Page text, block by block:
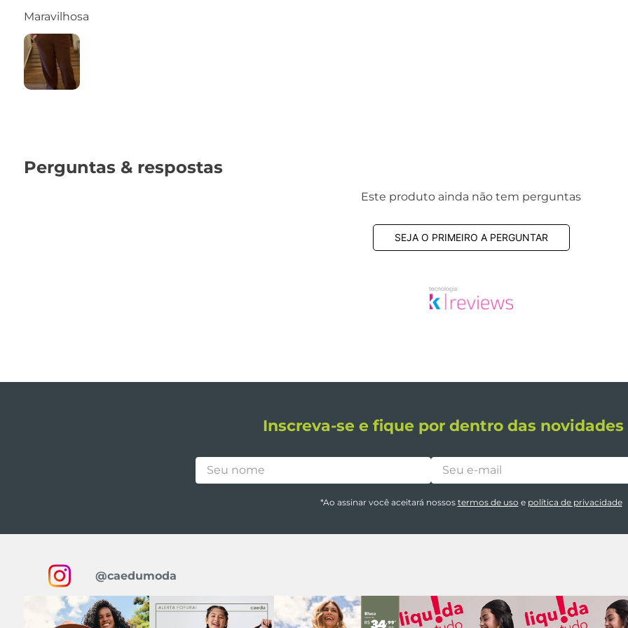
Maravilhosa
Perguntas & respostas
Este produto ainda não tem perguntas
SEJA O PRIMEIRO A PERGUNTAR
Inscreva-se e fique por dentro das novidades
*Ao assinar você aceitará nossos termos de uso e política de privacidade
@caedumoda